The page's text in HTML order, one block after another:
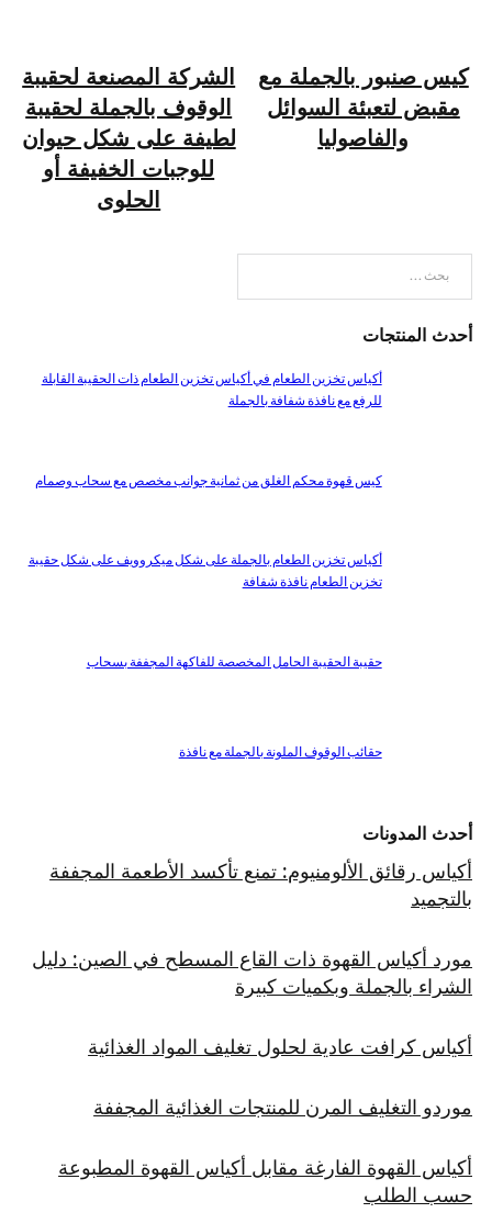
كيس صنبور بالجملة مع
مقبض لتعبئة السوائل
والفاصوليا
الشركة المصنعة لحقيبة
الوقوف بالجملة لحقيبة
لطيفة على شكل حيوان
للوجبات الخفيفة أو
الحلوى
أحدث المنتجات
أكياس تخزين الطعام في أكياس تخزين الطعام ذات الحقيبة القابلة
للرفع مع نافذة شفافة بالجملة
كيس قهوة محكم الغلق من ثمانية جوانب مخصص مع سحاب وصمام
أكياس تخزين الطعام بالجملة على شكل ميكروويف على شكل حقيبة
تخزين الطعام نافذة شفافة
حقيبة الحقيبة الحامل المخصصة للفاكهة المجففة بسحاب
حقائب الوقوف الملونة بالجملة مع نافذة
أحدث المدونات
أكياس رقائق الألومنيوم: تمنع تأكسد الأطعمة المجففة
بالتجميد
مورد أكياس القهوة ذات القاع المسطح في الصين: دليل
الشراء بالجملة وبكميات كبيرة
أكياس كرافت عادية لحلول تغليف المواد الغذائية
موردو التغليف المرن للمنتجات الغذائية المجففة
أكياس القهوة الفارغة مقابل أكياس القهوة المطبوعة
حسب الطلب